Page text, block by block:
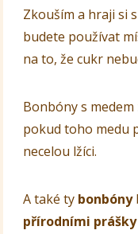
Zkouším a hraji si
budete používat
na to, že cukr
Bonbóny s
pokud toho medu
necelou lžíci.
A také ty bonbóny
přírodními